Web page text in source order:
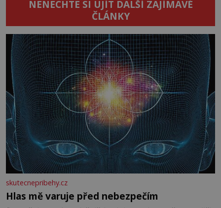
NENECHTE SI UJÍT DALŠÍ ZAJÍMAVÉ
ČLÁNKY
skutecnepribehy.cz
Hlas mě varuje před nebezpečím